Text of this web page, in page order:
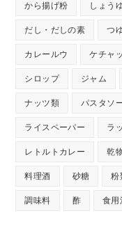
から揚げ粉 しょう
だし・だしの素 つ
カレールウ ケチャ
シロップ ジャム
ナッツ類 パスタソ
ライスペーパー ラ
レトルトカレー 乾
料理酒 砂糖 粉
調味料 酢 食用